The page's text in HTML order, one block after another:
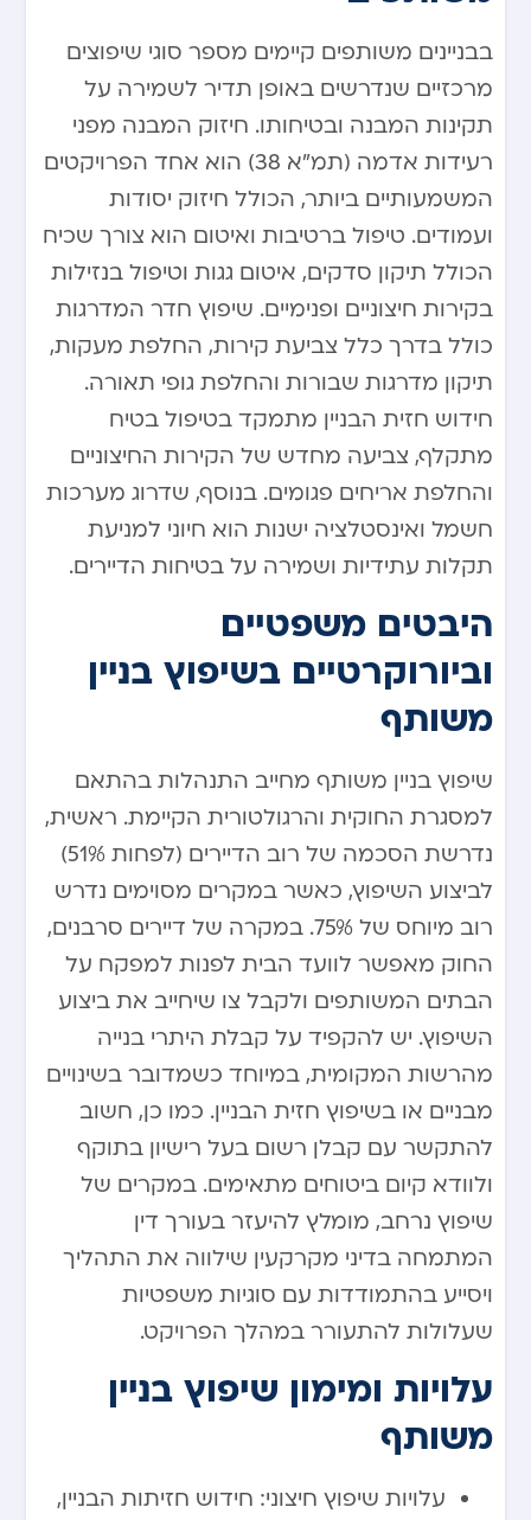
בבניינים משותפים קיימים מספר סוגי שיפוצים
מרכזיים שנדרשים באופן תדיר לשמירה על
תקינות המבנה ובטיחותו. חיזוק המבנה מפני
רעידות אדמה (תמ”א 38) הוא אחד הפרויקטים
המשמעותיים ביותר, הכולל חיזוק יסודות
ועמודים. טיפול ברטיבות ואיטום הוא צורך שכיח
הכולל תיקון סדקים, איטום גגות וטיפול בנזילות
בקירות חיצוניים ופנימיים. שיפוץ חדר המדרגות
כולל בדרך כלל צביעת קירות, החלפת מעקות,
תיקון מדרגות שבורות והחלפת גופי תאורה.
חידוש חזית הבניין מתמקד בטיפול בטיח
מתקלף, צביעה מחדש של הקירות החיצוניים
והחלפת אריחים פגומים. בנוסף, שדרוג מערכות
חשמל ואינסטלציה ישנות הוא חיוני למניעת
תקלות עתידיות ושמירה על בטיחות הדיירים.
היבטים משפטיים
וביורוקרטיים בשיפוץ בניין
משותף
שיפוץ בניין משותף מחייב התנהלות בהתאם
למסגרת החוקית והרגולטורית הקיימת. ראשית,
נדרשת הסכמה של רוב הדיירים (לפחות 51%)
לביצוע השיפוץ, כאשר במקרים מסוימים נדרש
רוב מיוחס של 75%. במקרה של דיירים סרבנים,
החוק מאפשר לוועד הבית לפנות למפקח על
הבתים המשותפים ולקבל צו שיחייב את ביצוע
השיפוץ. יש להקפיד על קבלת היתרי בנייה
מהרשות המקומית, במיוחד כשמדובר בשינויים
מבניים או בשיפוץ חזית הבניין. כמו כן, חשוב
להתקשר עם קבלן רשום בעל רישיון בתוקף
ולוודא קיום ביטוחים מתאימים. במקרים של
שיפוץ נרחב, מומלץ להיעזר בעורך דין
המתמחה בדיני מקרקעין שילווה את התהליך
ויסייע בהתמודדות עם סוגיות משפטיות
שעלולות להתעורר במהלך הפרויקט.
עלויות ומימון שיפוץ בניין
משותף
עלויות שיפוץ חיצוני: חידוש חזיתות הבניין,